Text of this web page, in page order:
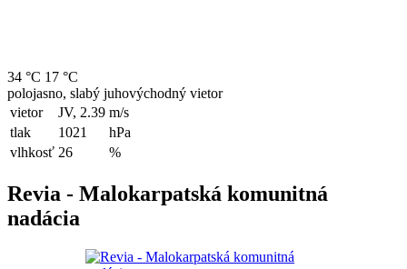
34 °C 17 °C
polojasno, slabý juhovýchodný vietor
vietor
JV, 2.39 m/s
tlak
1021
hPa
vlhkosť 26 %
Revia - Malokarpatská komunitná
nadácia